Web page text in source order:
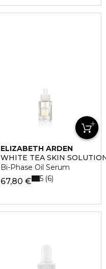
ELIZABETH ARDEN
WHITE TEA SKIN
Bi-Phase Oil Serum
67,80 € 5 6